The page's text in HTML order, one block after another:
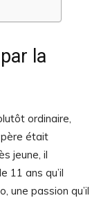
la
ordinaire,
père était
jeune, il
11 ans qu’il
une passion qu’il